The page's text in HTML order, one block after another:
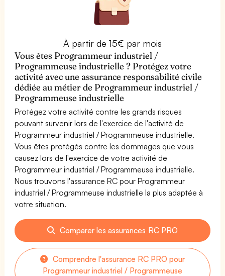
À partir de 15€ par mois
Vous êtes Programmeur industriel /
Programmeuse industrielle ? Protégez votre
activité avec une assurance responsabilité civile
dédiée au métier de Programmeur industriel /
Programmeuse industrielle
Protégez votre activité contre les grands risques
pouvant survenir lors de l'exercice de l'activité de
Programmeur industriel / Programmeuse industrielle.
Vous êtes protégés contre les dommages que vous
causez lors de l'exercice de votre activité de
Programmeur industriel / Programmeuse industrielle.
Nous trouvons l'assurance RC pour Programmeur
industriel / Programmeuse industrielle la plus adaptée à
votre situation.
Comparer les assurances RC PRO
Comprendre l'assurance RC PRO pour
Programmeur industriel / Programmeuse